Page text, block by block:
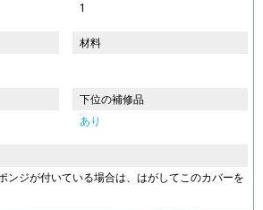
1
材料
下位の補修品
あり
ンジが付いている場合は、はがしてこのカバーを